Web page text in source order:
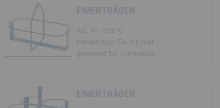
EIMERTRÄGER
Art.-Nr. 01810
Eimerträger für 2 Eimer
(passend für rund/oval)
EIMERTRÄGER